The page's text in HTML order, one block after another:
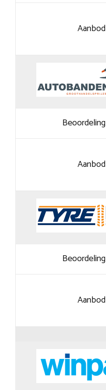
Aanbod
Beoordeling
Aanbod
Beoordeling
Aanbod